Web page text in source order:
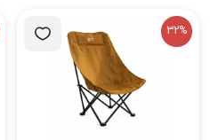
32%